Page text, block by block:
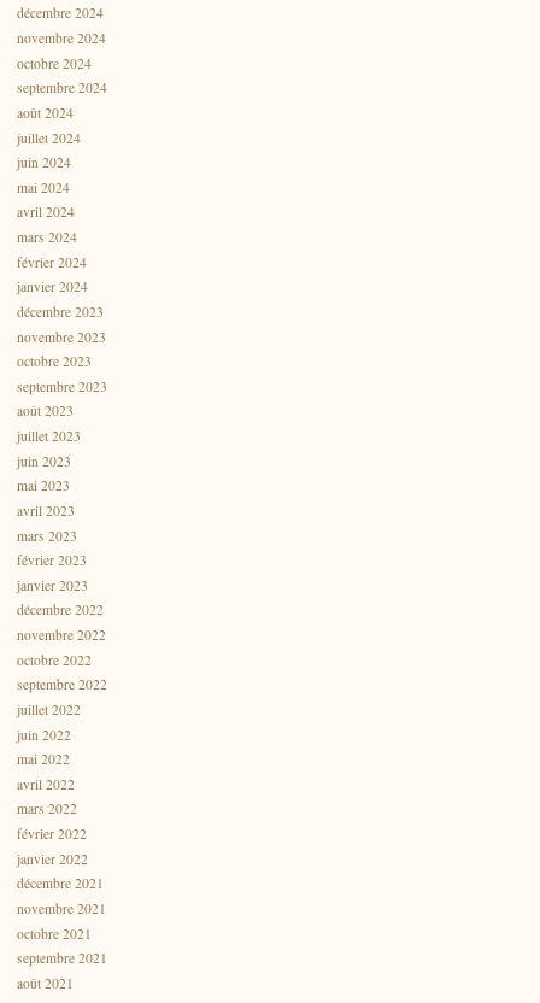
décembre 2024
novembre 2024
octobre 2024
septembre 2024
août 2024
juillet 2024
juin 2024
mai 2024
avril 2024
mars 2024
février 2024
janvier 2024
décembre 2023
novembre 2023
octobre 2023
septembre 2023
août 2023
juillet 2023
juin 2023
mai 2023
avril 2023
mars 2023
février 2023
janvier 2023
décembre 2022
novembre 2022
octobre 2022
septembre 2022
juillet 2022
juin 2022
mai 2022
avril 2022
mars 2022
février 2022
janvier 2022
décembre 2021
novembre 2021
octobre 2021
septembre 2021
août 2021